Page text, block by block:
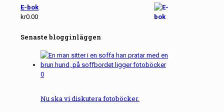
E-bok
kr0.00
Senaste blogginläggen
0
Nu ska vi diskutera fotoböcker.